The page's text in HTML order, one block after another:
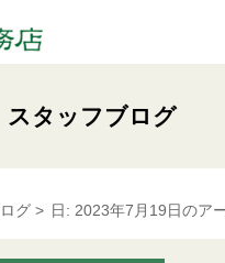
スタッフブログ
グ 日: 2023年7月19日のア